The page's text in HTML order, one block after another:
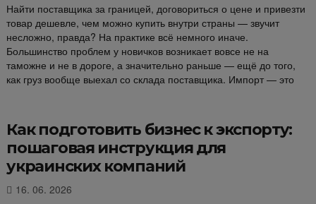
Найти поставщика за границей, договориться о цене и привезти
товар дешевле, чем можно купить внутри страны — звучит
несложно, правда? На практике всё немного иначе.
Большинство проблем у новичков возникает вовсе не на
таможне и не в дороге, а значительно раньше — ещё до того,
как груз вообще выехал со склада поставщика. Импорт — это
Как подготовить бизнес к экспорту:
пошаговая инструкция для
украинских компаний
16. 06. 2026